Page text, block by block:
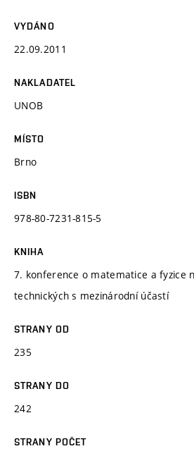
VYDÁNO
22.09.2011
NAKLADATEL
UNOB
MÍSTO
Brno
ISBN
978-80-7231-815-5
KNIHA
7. konference o matematice a fyzice
technických s mezinárodní účastí
STRANY OD
235
STRANY DO
242
STRANY POČET